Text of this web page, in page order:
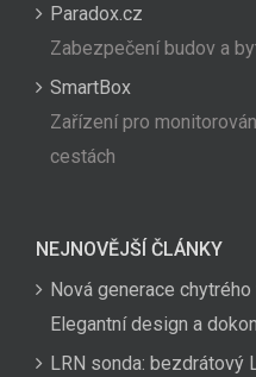
Paradox.cz
Zabezpečení budov a
SmartBox
Zařízení pro
cestách
NEJNOVĚJŠÍ ČLÁNKY
Nová generace
Elegantní design a
LRN sonda: bezdrátový